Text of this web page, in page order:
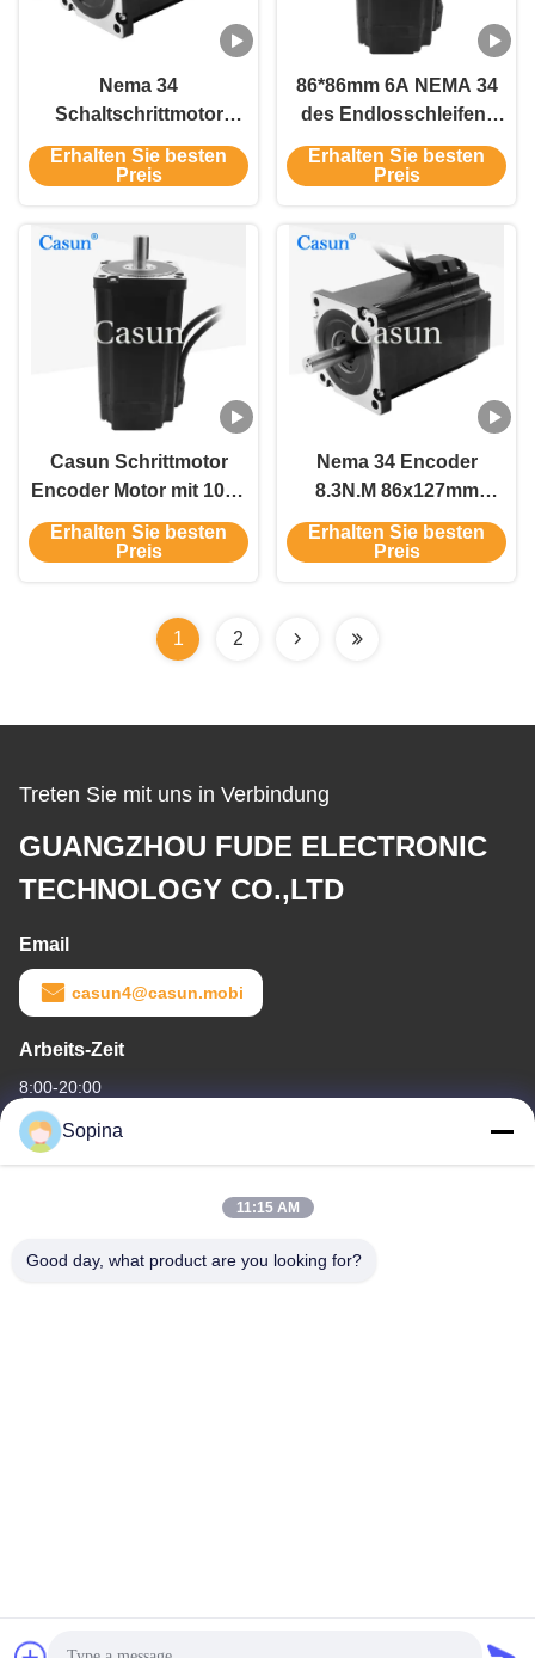
Nema 34
Schaltschrittmotor
8.5Nm 6.0A mit CE für
industrielle
Erhalten Sie besten
Preis
86*86mm 6A NEMA 34
des Endlosschleifen-
4.14V Welle Motor-86
CNC Schrittmotor-
Erhalten Sie besten
Preis
Casun Schrittmotor
Encoder Motor mit 1000
Ppr 5.6N.M
Schließschleif-
Erhalten Sie besten
Preis
Nema 34 Encoder
8.3N.M 86x127mm
Schaltkreislauf-
Schrittmotor 1000ppr
Erhalten Sie besten
Preis
1 2
Treten Sie mit uns in Verbindung
GUANGZHOU FUDE ELECTRONIC
TECHNOLOGY CO.,LTD
Email
casun4@casun.mobi
Arbeits-Zeit
8:00-20:00
Unsere Adresse
Nr. 61 Industriezone Pingxi, Stadt Huashan, Bezirk Huadu,
Sopina
11:15 AM
Good day, what product are you looking for?